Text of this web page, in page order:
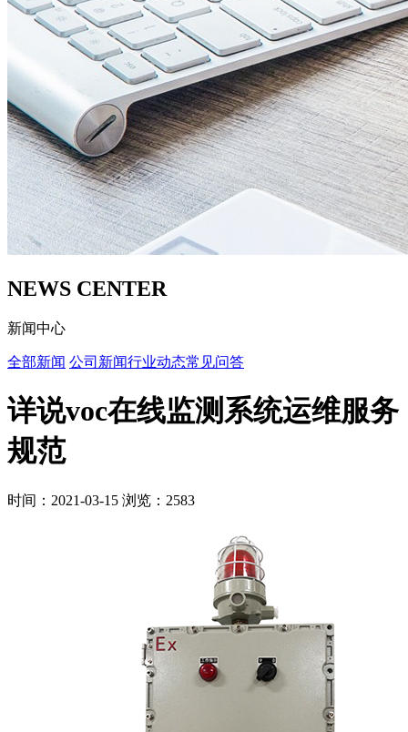
NEWS CENTER
新闻中心
全部新闻 公司新闻行业动态常见问答
详说voc在线监测系统运维服务
规范
时间：2021-03-15 浏览：2583